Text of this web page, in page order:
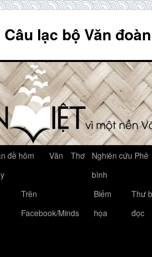
Câu lạc bộ Văn
đề hôm
Văn Thơ
Nghiên cứu Phê
bình
Trên
Facebook/Minds
Biếm
họa
Thư
đọc